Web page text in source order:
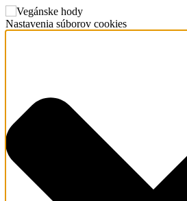
Nastavenia súborov cookies